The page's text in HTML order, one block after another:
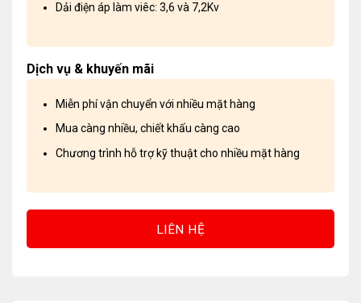
Dải điện áp làm viêc: 3,6 và 7,2Kv
Dịch vụ & khuyến mãi
Miễn phí vận chuyển với nhiều mặt hàng
Mua càng nhiều, chiết khấu càng cao
Chương trình hỗ trợ kỹ thuật cho nhiều mặt hàng
LIÊN HỆ